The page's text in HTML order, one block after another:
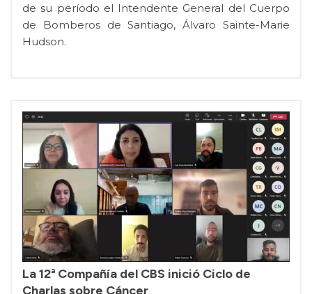
de su período el Intendente General del Cuerpo
de Bomberos de Santiago, Álvaro Sainte-Marie
Hudson.
La 12ª Compañía del CBS inició Ciclo de
Charlas sobre Cáncer